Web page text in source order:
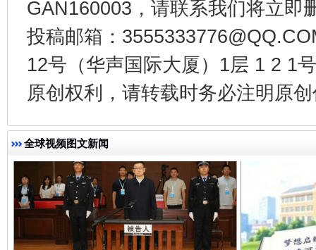
GAN160003，请联系我们将立即
投稿邮箱：
12号（华声国际大厦）1层 1 2 1
原创权利，请转载时务必注明原
全球视频图文新闻
揭开“小金库”的免责幌子
受贿1.44亿！段成刚被判无期 从幼